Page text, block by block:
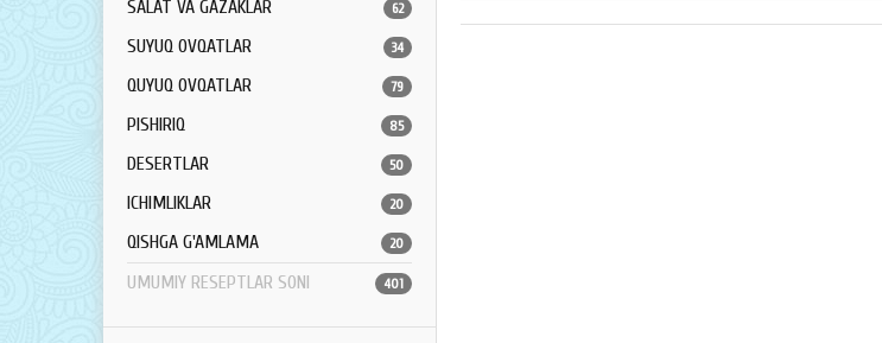
SALAT VA GAZAKLAR 62
SUYUQ OVQATLAR 34
QUYUQ OVQATLAR 79
PISHIRIQ 85
DESERTLAR 50
ICHIMLIKLAR 20
QISHGA G'AMLAMA 20
UMUMIY RESEPTLAR SONI 401